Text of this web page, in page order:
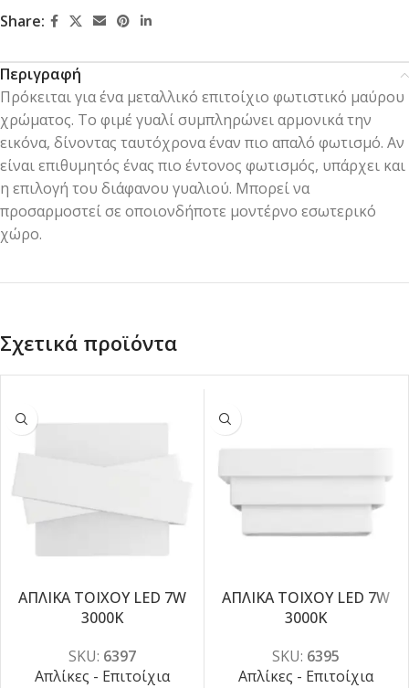
Share:
Περιγραφή
Πρόκειται για ένα μεταλλικό επιτοίχιο φωτιστικό μαύρου
χρώματος. Το φιμέ γυαλί συμπληρώνει αρμονικά την
εικόνα, δίνοντας ταυτόχρονα έναν πιο απαλό φωτισμό. Αν
είναι επιθυμητός ένας πιο έντονος φωτισμός, υπάρχει και
η επιλογή του διάφανου γυαλιού. Μπορεί να
προσαρμοστεί σε οποιονδήποτε μοντέρνο εσωτερικό
χώρο.
Σχετικά προϊόντα
-5%
ΑΠΛΙΚΑ ΤΟΙΧΟΥ LED 7W
3000K
SKU: 6397
Απλίκες - Επιτοίχια
-5%
ΑΠΛΙΚΑ ΤΟΙΧΟΥ LED 7W
3000K
SKU: 6395
Απλίκες - Επιτοίχια